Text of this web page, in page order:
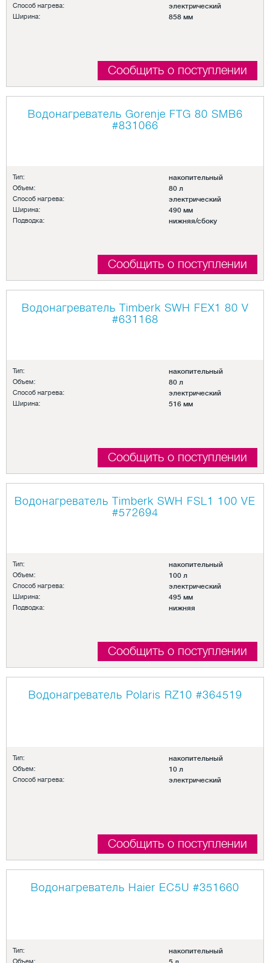
Способ нагрева: электрический
Ширина: 858 мм
Сообщить о поступлении
Водонагреватель Gorenje FTG 80 SMB6
#831066
Тип: накопительный
Объем: 80 л
Способ нагрева: электрический
Ширина: 490 мм
Подводка: нижняя/сбоку
Сообщить о поступлении
Водонагреватель Timberk SWH FEX1 80 V
#631168
Тип: накопительный
Объем: 80 л
Способ нагрева: электрический
Ширина: 516 мм
Сообщить о поступлении
Водонагреватель Timberk SWH FSL1 100 VE
#572694
Тип: накопительный
Объем: 100 л
Способ нагрева: электрический
Ширина: 495 мм
Подводка: нижняя
Сообщить о поступлении
Водонагреватель Polaris RZ10 #364519
Тип: накопительный
Объем: 10 л
Способ нагрева: электрический
Сообщить о поступлении
Водонагреватель Haier EC5U #351660
Тип: накопительный